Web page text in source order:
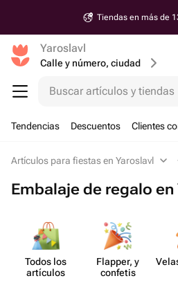
Tiendas en más de
Yaroslavl
Calle y número, ciudad
Buscar artículos y tiendas
Tendencias Descuentos Clientes
Artículos para fiestas en Yaroslavl
Embalaje de regalo en
Todos los
artículos
Flapper, y
confetis